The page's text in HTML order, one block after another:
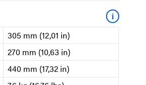
i
305 mm (12,01 in)
270 mm (10,63 in)
440 mm (17,32 in)